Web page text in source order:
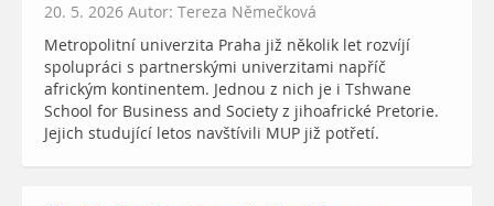
20. 5. 2026 Autor: Tereza Němečková
Metropolitní univerzita Praha již několik let rozvíjí
spolupráci s partnerskými univerzitami napříč
africkým kontinentem. Jednou z nich je i Tshwane
School for Business and Society z jihoafrické Pretorie.
Jejich studující letos navštívili MUP již potřetí.